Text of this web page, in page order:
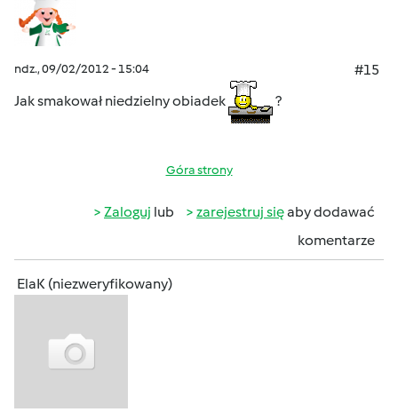
ndz., 09/02/2012 - 15:04
#15
Jak smakował niedzielny obiadek
?
Góra strony
Zaloguj lub zarejestruj sięaby dodawać
komentarze
ElaK (niezweryfikowany)